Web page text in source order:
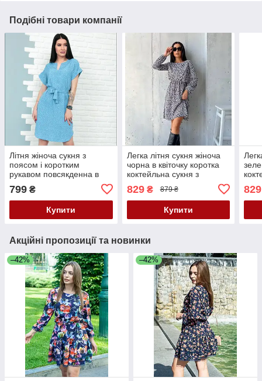
Подібні товари компанії
Літня жіноча сукня з
поясом і коротким
рукавом повсякденна в
799 ₴
Купити
Легка літня сукня жіноча
чорна в квіточку коротка
коктейльна сукня з
рукавом вільна сукня на
літо 42-46 48-52 розмір
829₴ 879 ₴
Купити
829
Акційні пропозиції та новинки
–42% –42%